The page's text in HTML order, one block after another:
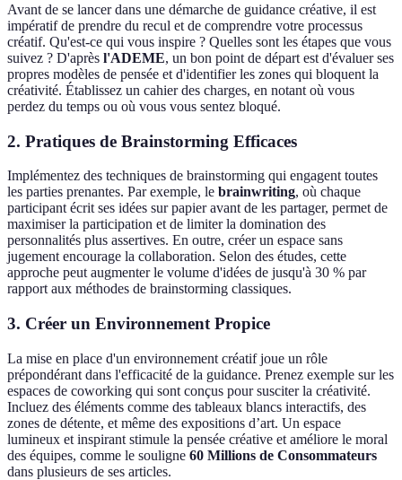
Avant de se lancer dans une démarche de guidance créative, il est
impératif de prendre du recul et de comprendre votre processus
créatif. Qu'est-ce qui vous inspire ? Quelles sont les étapes que vous
suivez ? D'après l'ADEME, un bon point de départ est d'évaluer ses
propres modèles de pensée et d'identifier les zones qui bloquent la
créativité. Établissez un cahier des charges, en notant où vous
perdez du temps ou où vous vous sentez bloqué.
2. Pratiques de Brainstorming Efficaces
Implémentez des techniques de brainstorming qui engagent toutes
les parties prenantes. Par exemple, le brainwriting, où chaque
participant écrit ses idées sur papier avant de les partager, permet de
maximiser la participation et de limiter la domination des
personnalités plus assertives. En outre, créer un espace sans
jugement encourage la collaboration. Selon des études, cette
approche peut augmenter le volume d'idées de jusqu'à 30 % par
rapport aux méthodes de brainstorming classiques.
3. Créer un Environnement Propice
La mise en place d'un environnement créatif joue un rôle
prépondérant dans l'efficacité de la guidance. Prenez exemple sur les
espaces de coworking qui sont conçus pour susciter la créativité.
Incluez des éléments comme des tableaux blancs interactifs, des
zones de détente, et même des expositions d’art. Un espace
lumineux et inspirant stimule la pensée créative et améliore le moral
des équipes, comme le souligne 60 Millions de Consommateurs
dans plusieurs de ses articles.